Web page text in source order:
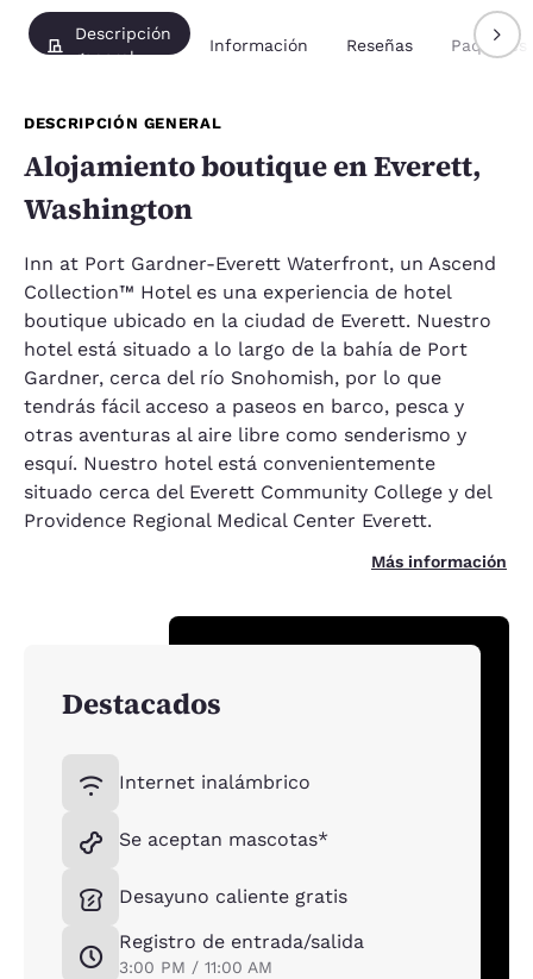
Descripción
general
Información Reseñas Paquetes
DESCRIPCIÓN GENERAL
Alojamiento boutique en Everett,
Washington
Inn at Port Gardner-Everett Waterfront, un Ascend
Collection™ Hotel es una experiencia de hotel
boutique ubicado en la ciudad de Everett. Nuestro
hotel está situado a lo largo de la bahía de Port
Gardner, cerca del río Snohomish, por lo que
tendrás fácil acceso a paseos en barco, pesca y
otras aventuras al aire libre como senderismo y
esquí. Nuestro hotel está convenientemente
situado cerca del Everett Community College y del
Providence Regional Medical Center Everett.
Más información
Destacados
Internet inalámbrico
Se aceptan mascotas*
Desayuno caliente gratis
Registro de entrada/salida
3:00 PM / 11:00 AM